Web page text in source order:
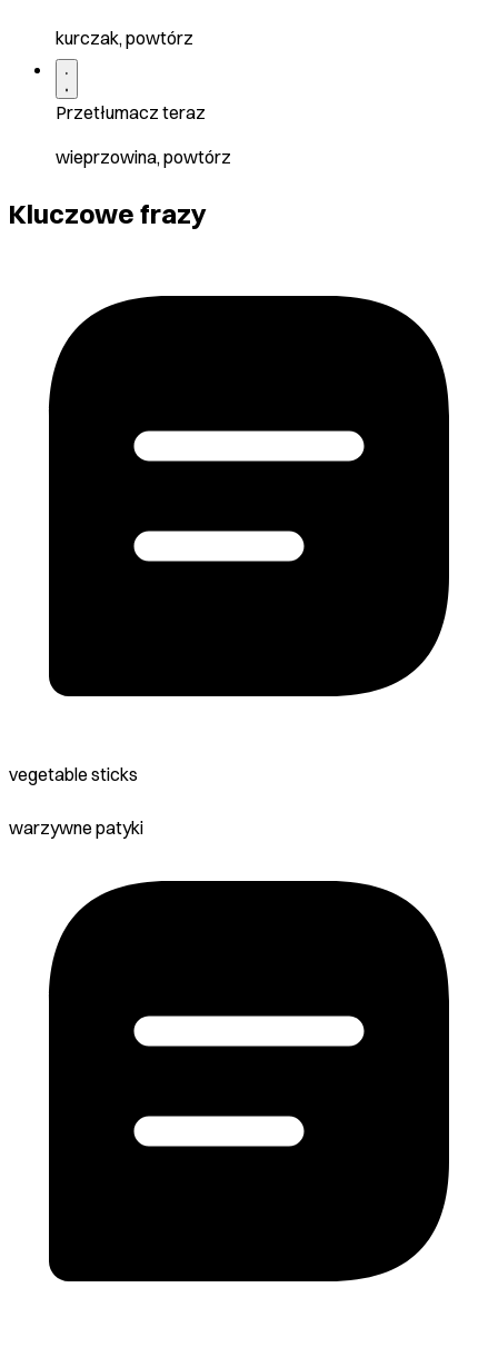
kurczak, powtórz
Przetłumacz teraz
wieprzowina, powtórz
Kluczowe frazy
vegetable sticks
warzywne patyki